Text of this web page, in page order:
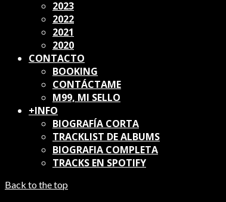
2023
2022
2021
2020
CONTACTO
BOOKING
CONTÁCTAME
M99, MI SELLO
+INFO
BIOGRAFÍA CORTA
TRACKLIST DE ALBUMS
BIOGRAFIA COMPLETA
TRACKS EN SPOTIFY
Back to the top